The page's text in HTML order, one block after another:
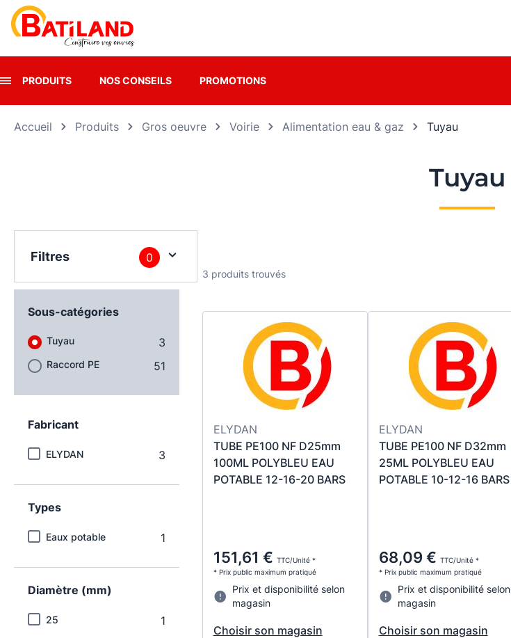
PRODUITS NOS CONSEILS PROMOTIONS
Accueil Produits Gros oeuvre Voirie Alimentation eau & gaz Tuyau
Tuyau
Filtres 0
Sous-catégories
Tuyau 3
Raccord PE 51
Fabricant
ELYDAN 3
Types
Eaux potable 1
Diamètre (mm)
25 1
3 produits trouvés
ELYDAN
TUBE PE100 NF D25mm
100ML POLYBLEU EAU
POTABLE 12-16-20 BARS
151,61 € TTC/Unité *
* Prix public maximum pratiqué
Prix et disponibilité selon
magasin
Choisir son magasin
ELYDAN
TUBE PE100 NF D32mm
25ML POLYBLEU EAU
POTABLE 10-12-16 BARS
68,09 € TTC/Unité *
* Prix public maximum pratiqué
Prix et disponibilité selon
magasin
Choisir son magasin
Panneau de gestion des cookies